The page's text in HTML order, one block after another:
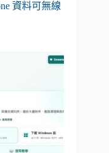
資料可無線